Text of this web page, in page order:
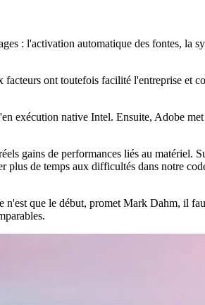
: l'activation automatique des fontes, la
facteurs ont toutefois facilité l'entreprise et
exécution native Intel. Ensuite, Adobe
gains de performances liés au matériel.
plus de temps aux difficultés dans notre
que le début, promet Mark Dahm, il